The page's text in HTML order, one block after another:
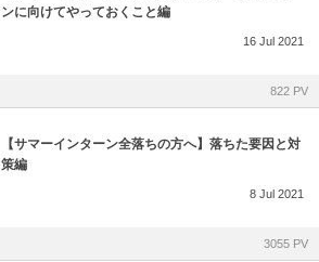
ンに向けてやっておくこと編
16 Jul 2021
822 PV
【サマーインターン全落ちの方へ】落ちた要因と対
策編
8 Jul 2021
3055 PV